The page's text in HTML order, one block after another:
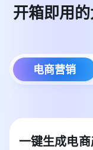
开箱即用
电商营销
一键生成电